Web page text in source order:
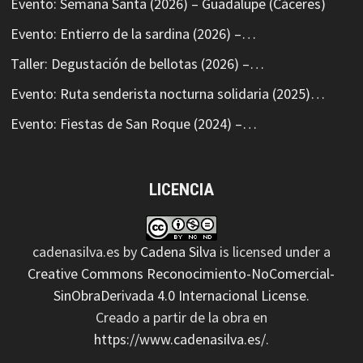
Evento: Semana Santa (2026) – Guadalupe (Cáceres)
Evento: Entierro de la sardina (2026) –…
Taller: Degustación de bellotas (2026) –…
Evento: Ruta senderista nocturna solidaria (2025)…
Evento: Fiestas de San Roque (2024) –…
LICENCIA
cadenasilva.es by Cadena Silva is licensed under a
Creative Commons Reconocimiento-NoComercial-
SinObraDerivada 4.0 Internacional License.
Creado a partir de la obra en
https://www.cadenasilva.es/.